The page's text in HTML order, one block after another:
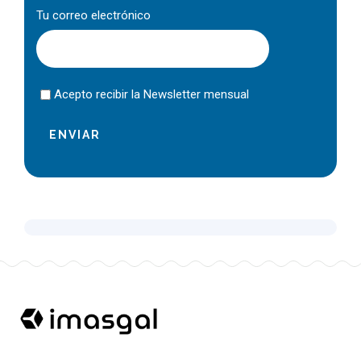
Tu correo electrónico
Acepto recibir la Newsletter mensual